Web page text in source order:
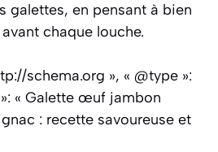
galettes, en pensant à bien
chaque louche.
schema.org », « @type »:
»: « Galette œuf jambon
: recette savoureuse et